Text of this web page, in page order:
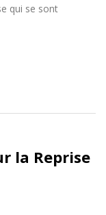
qui se sont
la Reprise